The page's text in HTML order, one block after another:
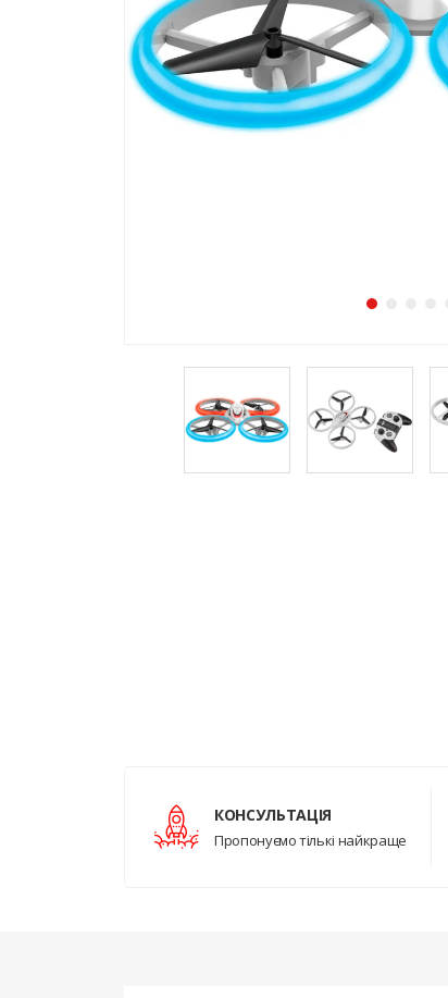
КОНСУЛЬТАЦІЯ
Пропонуємо тількі найкраще